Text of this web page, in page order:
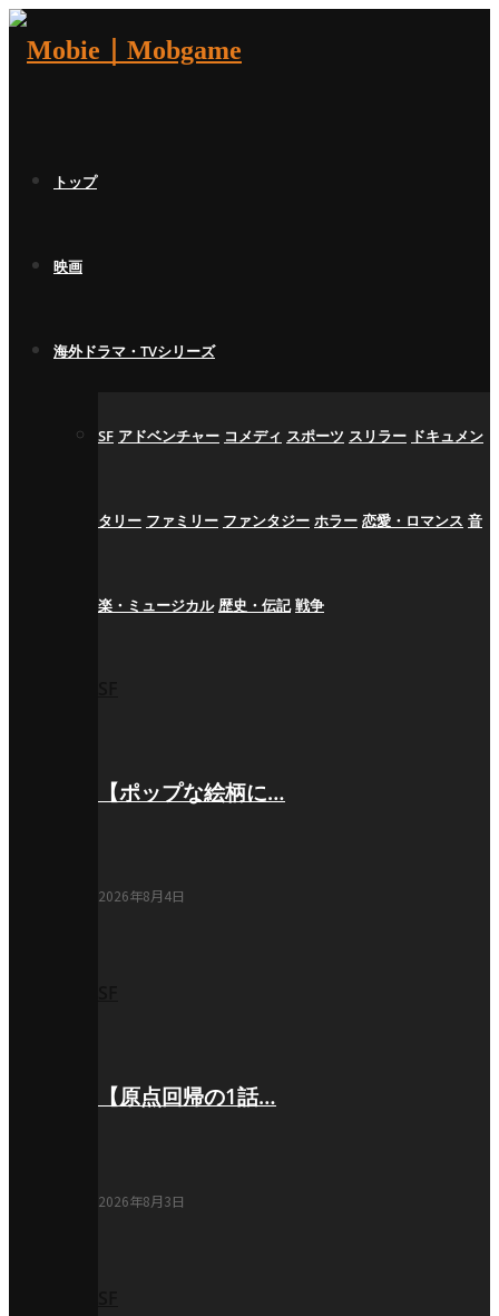
トップ
映画
海外ドラマ・TVシリーズ
SF アドベンチャー コメディ スポーツ スリラー ドキュメン
タリー ファミリー ファンタジー ホラー 恋愛・ロマンス 音
楽・ミュージカル 歴史・伝記 戦争
【ポップな絵柄に…
2026年8月4日
【原点回帰の1話…
2026年8月3日